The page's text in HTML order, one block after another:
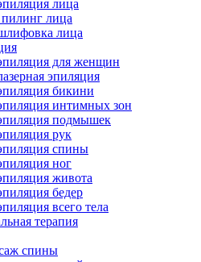
лица
лица
лица
для женщин
эпиляция
бикини
интимных зон
подмышек
рук
спины
ног
живота
бедер
всего тела
терапия
спины